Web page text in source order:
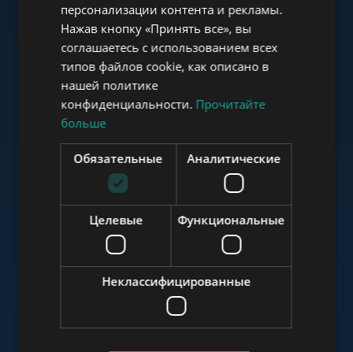
www.budapestoffices.net
ITALIAN
SPANISH
RUSSIAN
персонализации контента и рекламы.
Нажав кнопку «Принять все», вы
соглашаетесь с использованием всех
типов файлов cookie, как описано в
нашей политике
конфиденциальности. Прочитайте
больше
Обязательные Аналитические
Целевые Функциональные
Неклассифицированные